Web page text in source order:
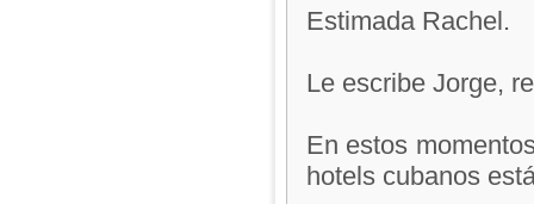
Estimada Rachel.
Le escribe Jorge,
En estos
hotels cubanos